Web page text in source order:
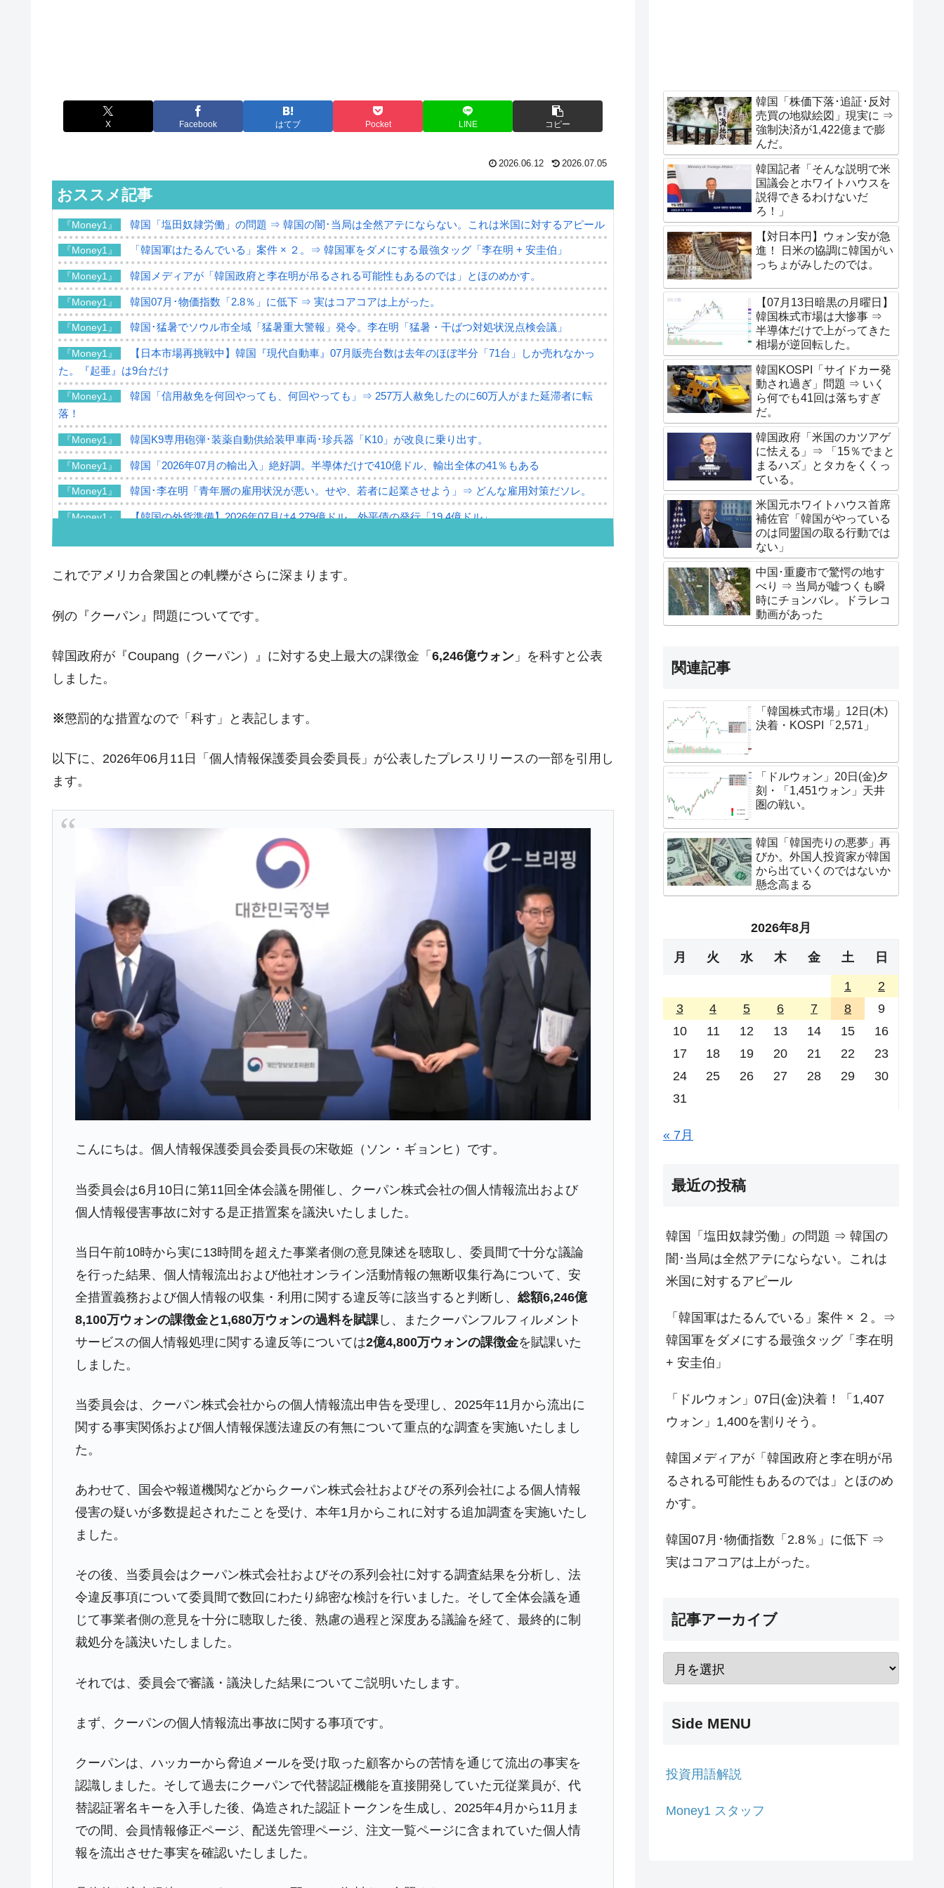
X Facebook はてブ Pocket LINE コピー
2026.06.12 2026.07.05
おススメ記事
『Money1』 韓国「塩田奴隷労働」の問題 ⇒ 韓国の闇･当局は全然アテにならない。これは米国に対するアピール
『Money1』 「韓国軍はたるんでいる」案件 × ２。⇒ 韓国軍をダメにする最強タッグ「李在明 + 安圭伯」
『Money1』 韓国メディアが「韓国政府と李在明が吊るされる可能性もあるのでは」とほのめかす。
『Money1』 韓国07月･物価指数「2.8％」に低下 ⇒ 実はコアコアは上がった。
『Money1』 韓国･猛暑でソウル市全域「猛暑重大警報」発令。李在明「猛暑・干ばつ対処状況点検会議」
『Money1』
【日本市場再挑戦中】韓国『現代自動車』07月販売台数は去年のほぼ半分「71台」しか売れなかっ
た。『起亜』は9台だけ
『Money1』
韓国「信用赦免を何回やっても、何回やっても」⇒ 257万人赦免したのに60万人がまた延滞者に転
落！
『Money1』 韓国K9専用砲弾･装薬自動供給装甲車両･珍兵器「K10」が改良に乗り出す。
『Money1』 韓国「2026年07月の輸出入」絶好調。半導体だけで410億ドル、輸出全体の41％もある
『Money1』 韓国･李在明「青年層の雇用状況が悪い。せや、若者に起業させよう」⇒ どんな雇用対策だソレ。
『Money1』 【韓国の外貨準備】2026年07月は4,279億ドル。外平債の発行「19.4億ドル」
『Money1』 韓国･李在明さっそく不動産対策で浅薄な発言。
『Money1』 『韓国銀行』が「金の保有量を増やします」⇒「金を経由するドル入手」手段ではないのか？
『Money1』
壟断
『Money1』 中国だけが鉄鋼輸出を異常増加させる ⇒ 中国の過剰生産が世界を蝕む。
『Money1』
『Money1』
韓国で猛暑。南東部では干ばつ
韓国型イージス搭載の次世代駆逐艦「KDDX」1番艦、2032年竣工と公示
【対日本円】ウォン安が急進！ 日米の協調に韓国がいっちょがみしたのでは。
『Money1』
韓国政府『BYD』車への補助金を全廃 ⇒ 実は韓国で『BYD』車は売れている。6カ月で対前年同期比
『Money1』
在韓米国大使スティールが着韓！⇒ さっそく空港に詰めかけ「出て行け！」「極右勢力」のプラカー
ドを掲げる「在韓反米勢力」
『Money1』 韓国政府「2035年までに18.4GW規模のAIデータセンター整備」⇒ だから無理だってば。
『Money1』 JPモルガン「韓国レバレッジETFの清算はほぼ終わった」
韓国『国民年金公団』株価暴落で200兆蒸発。
『Money1』 韓国政府「ニセＫ-ブランドを通報しようキャンペーン」⇒ あの名物教授も登場！
韓国「橋が落ちました」⇒ 耐久性「なさすぎ」では。
米国下院「韓国の公務員個人をターゲットにぶん殴る法案」提出！⇒ クーパン問題は合衆国企業に対
『Money1』 韓国ボンクラ政策室長･金容範、株価暴落に他人事のような発言。
Fact1 日本の誇る海洋資源調査船『白嶺』は先進技術の塊！
Fact1 夏の甲子園、優勝校を最も多く輩出している都道府県とは？
Fact1 今話題の「楽天ライオンズ」とは？
Fact1 全て勝つといくら？ 競馬GI競走で勝利騎手がもらえる賞金とは？
Fact1 発表から2日で大崩壊、鳴かず飛ばずに終わりそうなスーパーリーグとは？
Fact1 日本人マスターズ挑戦の歴史。松山以前に最高位だった選手とは？
Fact1 セレクトセールの高額取引馬が稼いだ金額とは？
これでアメリカ合衆国との軋轢がさらに深まります。
例の『クーパン』問題についてです。
韓国政府が『Coupang（クーパン）』に対する史上最大の課徴金「 6,246億ウォン 」を科すと公表
しました。
※懲罰的な措置なので「科す」と表記します。
以下に、2026年06月11日「個人情報保護委員会委員長」が公表したプレスリリースの一部を引用し
ます。
こんにちは。個人情報保護委員会委員長の宋敬姫（ソン・ギョンヒ）です。
当委員会は6月10日に第11回全体会議を開催し、クーパン株式会社の個人情報流出および
個人情報侵害事故に対する是正措置案を議決いたしました。
当日午前10時から実に13時間を超えた事業者側の意見陳述を聴取し、委員間で十分な議論
を行った結果、個人情報流出および他社オンライン活動情報の無断収集行為について、安
全措置義務および個人情報の収集・利用に関する違反等に該当すると判断し、総額6,246億
8,100万ウォンの課徴金と1,680万ウォンの過料を賦課 し、またクーパンフルフィルメント
サービスの個人情報処理に関する違反等については2億4,800万ウォンの課徴金を賦課いた
しました。
当委員会は、クーパン株式会社からの個人情報流出申告を受理し、2025年11月から流出に
関する事実関係および個人情報保護法違反の有無について重点的な調査を実施いたしまし
た。
あわせて、国会や報道機関などからクーパン株式会社およびその系列会社による個人情報
侵害の疑いが多数提起されたことを受け、本年1月からこれに対する追加調査を実施いたし
ました。
その後、当委員会はクーパン株式会社およびその系列会社に対する調査結果を分析し、法
令違反事項について委員間で数回にわたり綿密な検討を行いました。そして全体会議を通
じて事業者側の意見を十分に聴取した後、熟慮の過程と深度ある議論を経て、最終的に制
裁処分を議決いたしました。
それでは、委員会で審議・議決した結果についてご説明いたします。
まず、クーパンの個人情報流出事故に関する事項です。
クーパンは、ハッカーから脅迫メールを受け取った顧客からの苦情を通じて流出の事実を
認識しました。そして過去にクーパンで代替認証機能を直接開発していた元従業員が、代
替認証署名キーを入手した後、偽造された認証トークンを生成し、2025年4月から11月ま
での間、会員情報修正ページ、配送先管理ページ、注文一覧ページに含まれていた個人情
報を流出させた事実を確認いたしました。
韓国「株価下落･追証･反対
売買の地獄絵図」現実に ⇒
強制決済が1,422億まで膨
んだ。
韓国記者「そんな説明で米
国議会とホワイトハウスを
説得できるわけないだ
ろ！」
【対日本円】ウォン安が急
進！ 日米の協調に韓国がい
っちょがみしたのでは。
【07月13日暗黒の月曜日】
韓国株式市場は大惨事 ⇒
半導体だけで上がってきた
相場が逆回転した。
韓国KOSPI「サイドカー発
動され過ぎ」問題 ⇒ いく
ら何でも41回は落ちすぎ
だ。
韓国政府「米国のカツアゲ
に怯える」⇒ 「15％でまと
まるハズ」とタカをくくっ
ている。
米国元ホワイトハウス首席
補佐官「韓国がやっている
のは同盟国の取る行動では
ない」
中国･重慶市で驚愕の地す
べり ⇒ 当局が嘘つくも瞬
時にチョンバレ。ドラレコ
動画があった
関連記事
「韓国株式市場」12日(木)
決着・KOSPI「2,571」
「ドルウォン」20日(金)夕
刻・「1,451ウォン」天井
圏の戦い。
韓国「韓国売りの悪夢」再
びか。外国人投資家が韓国
から出ていくのではないか
懸念高まる
2026年8月
月 火 水 木 金 土 日
1
2
3
4 5 6 7 8
9
10
11 12 13 14 15
16
17
18 19 20 21 22
23
24
25 26 27 28 29
30
31
« 7月
最近の投稿
韓国「塩田奴隷労働」の問題 ⇒ 韓国の
闇･当局は全然アテにならない。これは
米国に対するアピール
「韓国軍はたるんでいる」案件 × ２。⇒
韓国軍をダメにする最強タッグ「李在明
+ 安圭伯」
「ドルウォン」07日(金)決着！「1,407
ウォン」1,400を割りそう。
韓国メディアが「韓国政府と李在明が吊
るされる可能性もあるのでは」とほのめ
かす。
韓国07月･物価指数「2.8％」に低下 ⇒
実はコアコアは上がった。
記事アーカイブ
Side MENU
投資用語解説
Money1 スタッフ